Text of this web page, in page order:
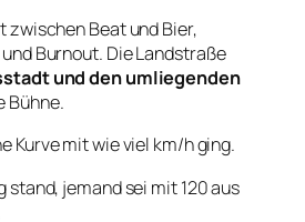
zwischen Beat und Bier,
Burnout. Die Landstraße
und den umliegenden
Bühne.
Kurve mit wie viel km/h ging.
stand, jemand sei mit 120 aus